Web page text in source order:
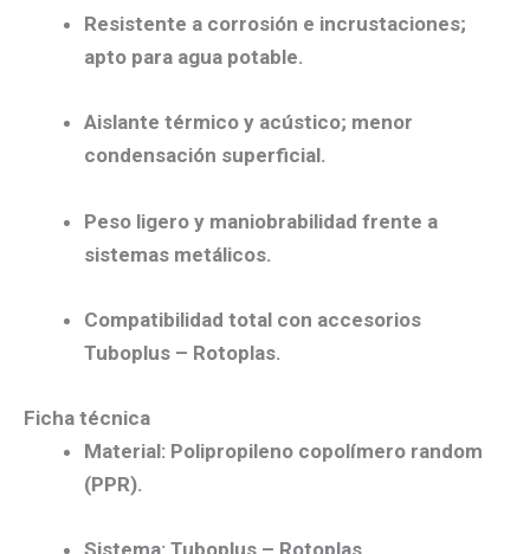
Resistente a corrosión e incrustaciones;
apto para agua potable.
Aislante térmico y acústico; menor
condensación superficial.
Peso ligero y maniobrabilidad frente a
sistemas metálicos.
Compatibilidad total con accesorios
Tuboplus – Rotoplas.
Ficha técnica
Material: Polipropileno copolímero random
(PPR).